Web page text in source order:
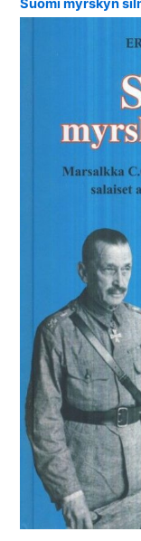
Suomi myrskyn